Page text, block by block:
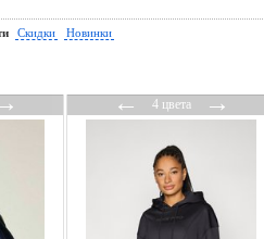
Скидки Новинки
←4 цвета→